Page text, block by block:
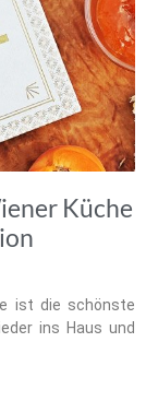
Küche
ist die schönste
ins Haus und